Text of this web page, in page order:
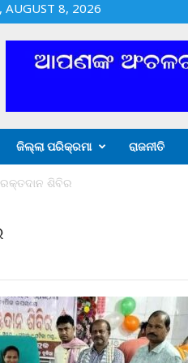
AUGUST 8, 2026
ଜିଲ୍ଲା ପରିକ୍ରମା ରାଜନୀତି
ରକ୍ତଦାନ ଶିବିର